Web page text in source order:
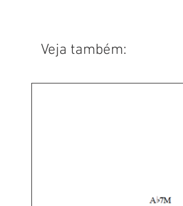
Veja também: